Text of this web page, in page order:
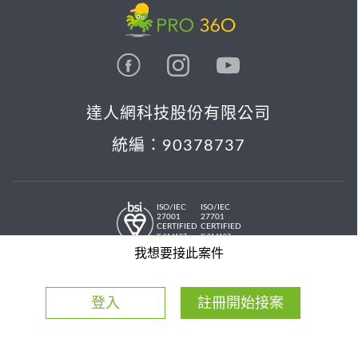
我想要接此案件
登入 註冊開始接案
達人網科技股份有限公司
統編：90378737
ISO/IEC
27001
CERTIFIED
IS 814197
ISO/IEC
27701
CERTIFIED
IS 814197
© 2026 PRO36O. All rights reserved.